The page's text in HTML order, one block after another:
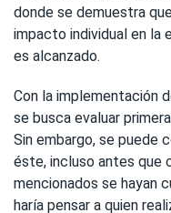
donde se demuestra
impacto individual en la
es alcanzado.
Con la implementación
se busca evaluar
Sin embargo, se puede
éste, incluso antes que
mencionados se hayan
haría pensar a quien